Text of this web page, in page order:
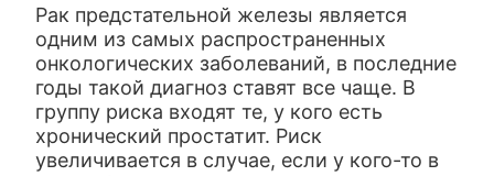
Рак предстательной железы является
одним из самых распространенных
онкологических заболеваний, в последние
годы такой диагноз ставят все чаще. В
группу риска входят те, у кого есть
хронический простатит. Риск
увеличивается в случае, если у кого-то в